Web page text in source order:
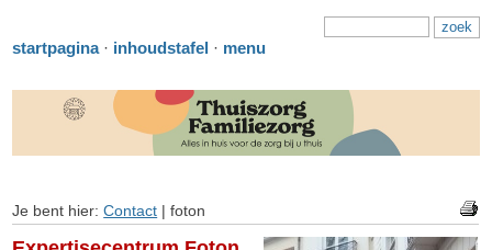
startpagina· inhoudstafel · menu
Je bent hier:Contact |foton